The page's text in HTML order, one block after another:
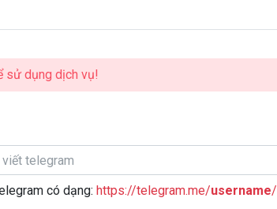
sử dụng dịch vụ!
có dạng:https://telegram.me/username/